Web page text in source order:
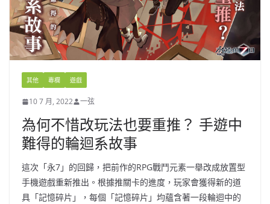
其他 專欄 遊戲
10 7 月, 2022 一弦
為何不惜改玩法也要重推？ 手遊中
難得的輪迴系故事
這次「永7」的回歸，把前作的RPG戰鬥元素一舉改成放置型
手機遊戲重新推出。根據推關卡的進度，玩家會獲得新的道
具「記憶碎片」，每個「記憶碎片」均蘊含著一段輪迴中的